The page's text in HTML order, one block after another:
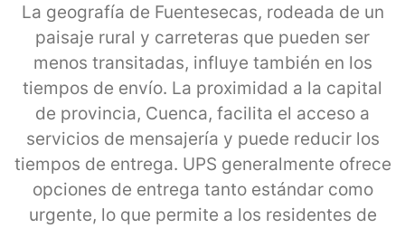
La geografía de Fuentesecas, rodeada de un
paisaje rural y carreteras que pueden ser
menos transitadas, influye también en los
tiempos de envío. La proximidad a la capital
de provincia, Cuenca, facilita el acceso a
servicios de mensajería y puede reducir los
tiempos de entrega. UPS generalmente ofrece
opciones de entrega tanto estándar como
urgente, lo que permite a los residentes de